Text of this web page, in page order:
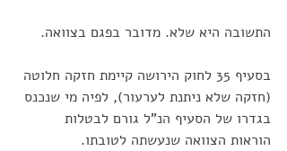
התשובה היא שלא. מדובר בפגם בצוואה.
בסעיף 35 לחוק הירושה קיימת חזקה חלוטה
(חזקה שלא ניתנת לערעור), לפיה מי שנכנס
בגדרו של הסעיף הנ"ל גורם לבטלות
הוראות הצוואה שנעשתה לטובתו.